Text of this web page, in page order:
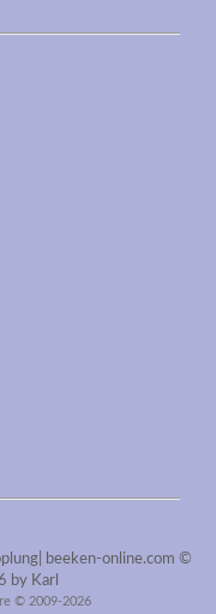
beeken-online.com ©
by Karl
© 2009-2026